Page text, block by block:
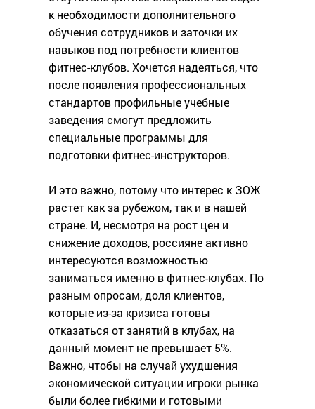
к необходимости дополнительного
обучения сотрудников и заточки их
навыков под потребности клиентов
фитнес-клубов. Хочется надеяться, что
после появления профессиональных
стандартов профильные учебные
заведения смогут предложить
специальные программы для
подготовки фитнес-инструкторов.
И это важно, потому что интерес к ЗОЖ
растет как за рубежом, так и в нашей
стране. И, несмотря на рост цен и
снижение доходов, россияне активно
интересуются возможностью
заниматься именно в фитнес-клубах. По
разным опросам, доля клиентов,
которые из-за кризиса готовы
отказаться от занятий в клубах, на
данный момент не превышает 5%.
Важно, чтобы на случай ухудшения
экономической ситуации игроки рынка
были более гибкими и готовыми